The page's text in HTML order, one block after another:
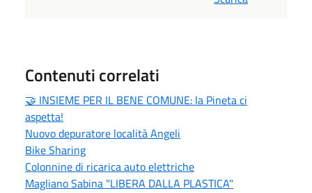
Contenuti correlati
🤝 INSIEME PER IL BENE COMUNE: la Pineta ci
aspetta!
Nuovo depuratore località Angeli
Bike Sharing
Colonnine di ricarica auto elettriche
Magliano Sabina "LIBERA DALLA PLASTICA"